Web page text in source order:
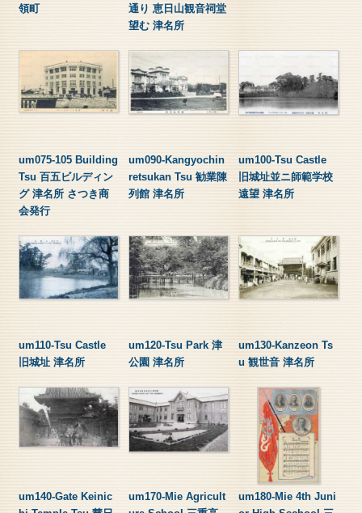
領町
通り 恵日山観音祠堂
望む 津名所
um075-105 Building
Tsu 百五ビルディン
グ 津名所 さつき商
会発行
um090-Kangyochin
retsukan Tsu 勧業陳
列館 津名所
um100-Tsu Castle
旧城址並ニ師範学校
遠望 津名所
um110-Tsu Castle
旧城址 津名所
um120-Tsu Park 津
公園 津名所
um130-Kanzeon Ts
u 観世音 津名所
um140-Gate Keinic
um170-Mie Agricult
um180-Mie 4th Juni